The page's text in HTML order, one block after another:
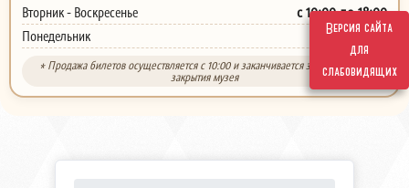
Версия сайта
для
слабовидящих
Вторник - Воскресенье с 10:00 до 18:00
Понедельник выходной
* Продажа билетов осуществляется с 10:00 и заканчивается за 30 минут до
закрытия музея